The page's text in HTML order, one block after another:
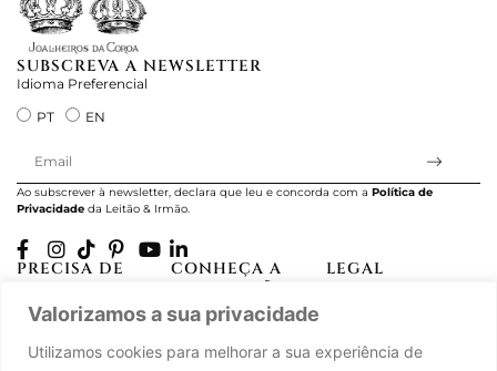
Valorizamos a sua privacidade
Utilizamos cookies para melhorar a sua experiência de
SUBSCREVA A NEWSLETTER
Idioma Preferencial
PT
EN
Ao subscrever à newsletter, declara que leu e concorda com a Política de
Privacidade da Leitão & Irmão.
PRECISA DE
A minha conta
CONHEÇA A
História
LEGAL